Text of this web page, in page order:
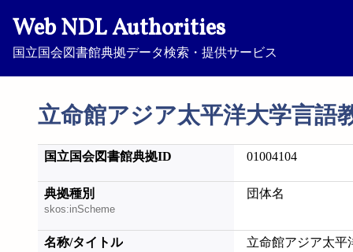
Web NDL Authorities
国立国会図書館典拠データ検索・提供サービス
立命館アジア太平洋大学言語
国立国会図書館典拠ID 01004104
典拠種別
skos:inScheme
団体名
名称/タイトル 立命館アジア太平